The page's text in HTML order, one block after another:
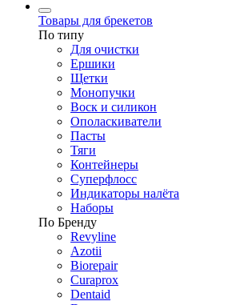
Товары для брекетов
По типу
Для очистки
Ершики
Щетки
Монопучки
Воск и силикон
Ополаскиватели
Пасты
Тяги
Контейнеры
Суперфлосс
Индикаторы налёта
Наборы
По Бренду
Revyline
Azotii
Biorepair
Curaprox
Dentaid